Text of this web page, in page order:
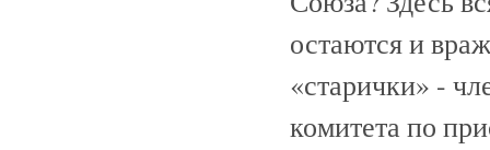
остаются и
«старички» -
комитета по